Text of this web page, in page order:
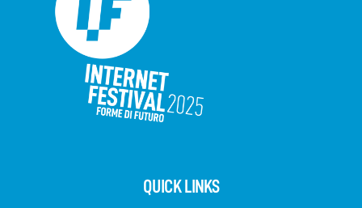
QUICK LINKS